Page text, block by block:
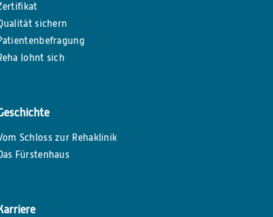
sichern
lohnt sich
Schloss zur Rehaklinik
Fürstenhaus